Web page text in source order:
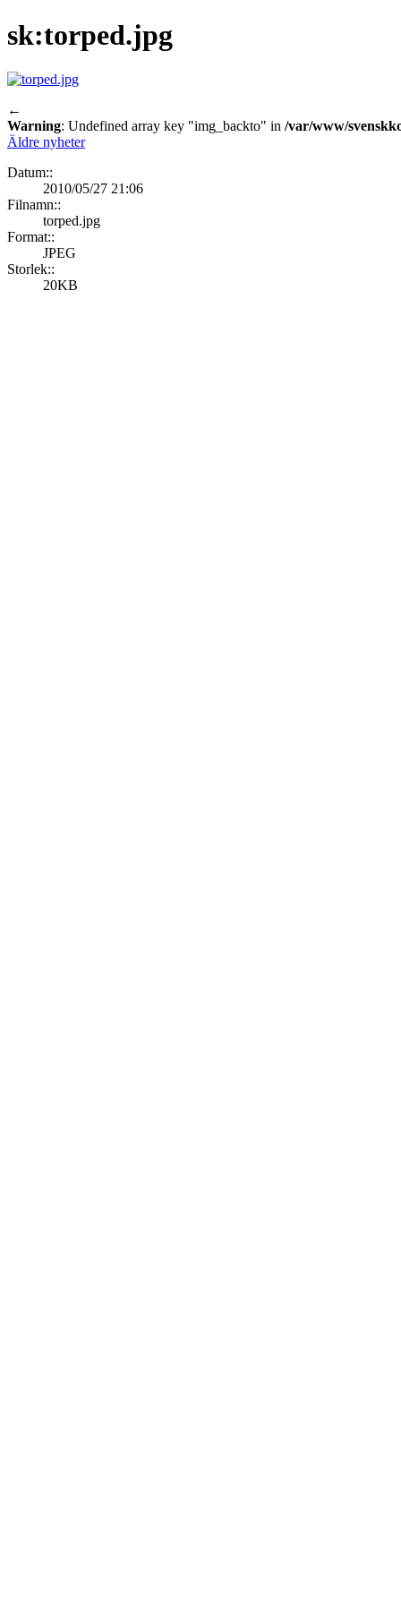
sk:torped.jpg
←
Warning: Undefined array key "img_backto" in /var/www/
Äldre nyheter
Datum::
2010/05/27 21:06
Filnamn::
torped.jpg
Format::
JPEG
Storlek::
20KB